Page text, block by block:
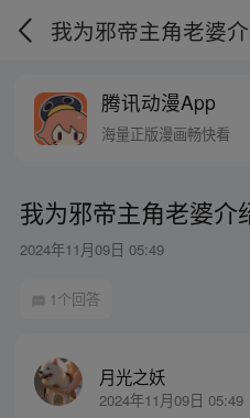
我为邪帝主角老婆
腾讯动漫App
海量正版漫画畅快看
我为邪帝主角老婆介
2024年11月09日 05:49
1个回答
月光之妖
2024年11月09日 05:49